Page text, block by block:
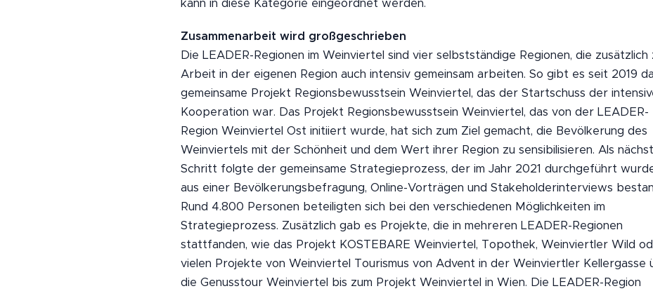
kann in diese Kategorie eingeordnet werden.
Zusammenarbeit wird großgeschrieben
Die LEADER-Regionen im Weinviertel sind vier selbstständige Regionen, die zusätzlich
Arbeit in der eigenen Region auch intensiv gemeinsam arbeiten. So gibt es seit 2019
gemeinsame Projekt Regionsbewusstsein Weinviertel, das der Startschuss der
Kooperation war. Das Projekt Regionsbewusstsein Weinviertel, das von der LEADER-
Region Weinviertel Ost initiiert wurde, hat sich zum Ziel gemacht, die Bevölkerung des
Weinviertels mit der Schönheit und dem Wert ihrer Region zu sensibilisieren. Als
Schritt folgte der gemeinsame Strategieprozess, der im Jahr 2021 durchgeführt
aus einer Bevölkerungsbefragung, Online-Vorträgen und Stakeholderinterviews
Rund 4.800 Personen beteiligten sich bei den verschiedenen Möglichkeiten im
Strategieprozess. Zusätzlich gab es Projekte, die in mehreren LEADER-Regionen
stattfanden, wie das Projekt KOSTEBARE Weinviertel, Topothek, Weinviertler Wild
vielen Projekte von Weinviertel Tourismus von Advent in der Weinviertler Kellergasse
die Genusstour Weinviertel bis zum Projekt Weinviertel in Wien. Die LEADER-Region